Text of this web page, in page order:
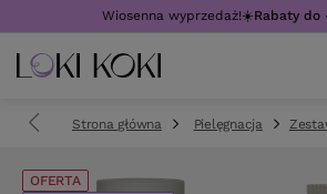
Wiosenna wyprzedaż!☀️Rabaty do
Strona główna Pielęgnacja
OFERTA